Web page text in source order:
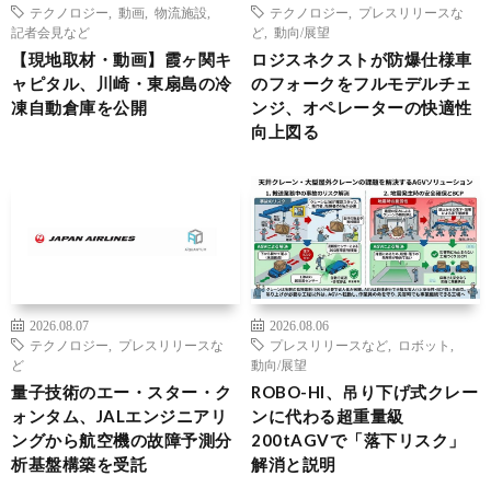
テクノロジー
動画 物流施設
記者会見など
【現地取材・動画】霞ヶ関キ
ャピタル、川崎・東扇島の冷
凍自動倉庫を公開
テクノロジー
プレスリリースな
ど
動向/展望
ロジスネクストが防爆仕様車
のフォークをフルモデルチェ
ンジ、オペレーターの快適性
向上図る
2026.08.07
テクノロジー
プレスリリースな
ど
量子技術のエー・スター・ク
ォンタム、JALエンジニアリ
ングから航空機の故障予測分
析基盤構築を受託
2026.08.06
プレスリリースなど
ロボット
動向/展望
ROBO-HI、吊り下げ式クレー
ンに代わる超重量級
200tAGVで「落下リスク」
解消と説明